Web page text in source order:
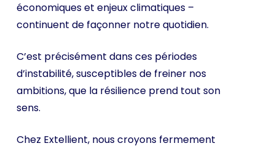
économiques et enjeux climatiques –
continuent de façonner notre quotidien.
C’est précisément dans ces périodes
d’instabilité, susceptibles de freiner nos
ambitions, que la résilience prend tout son
sens.
Chez Extellient, nous croyons fermement